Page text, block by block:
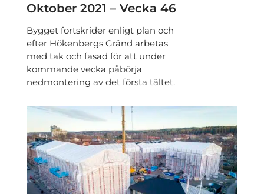
Oktober 2021 – Vecka 46
Bygget fortskrider enligt plan och
efter Hökenbergs Gränd arbetas
med tak och fasad för att under
kommande vecka påbörja
nedmontering av det första tältet.